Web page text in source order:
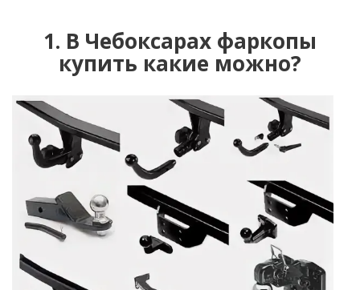
1. В Чебоксарах фаркопы
купить какие можно?